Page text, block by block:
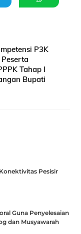
P3K
Tahap I
Bupati
Pesisir
Guna Penyelesaian
dan Musyawarah